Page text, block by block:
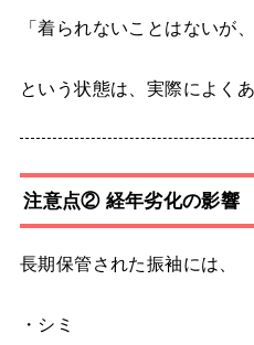
「着られないことはないが
という状態は、実際によくあ
注意点② 経年劣化の影響
長期保管された振袖には、
・シミ